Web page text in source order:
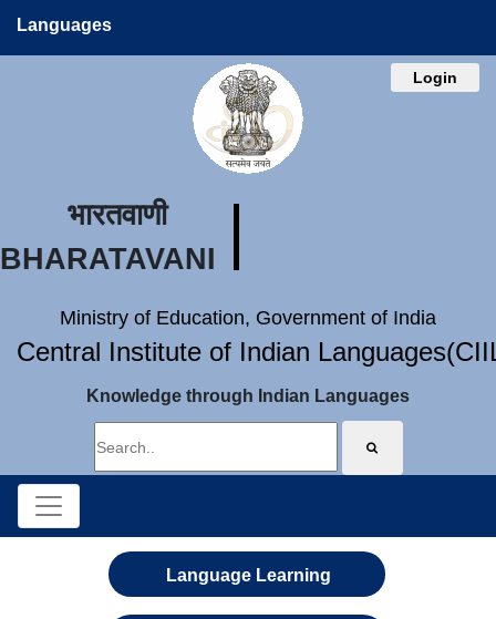
Languages
Login
भारतवाणी
BHARATAVANI
Ministry of Education, Government of India
Central Institute of Indian
Knowledge through Indian Languages
Language Learning